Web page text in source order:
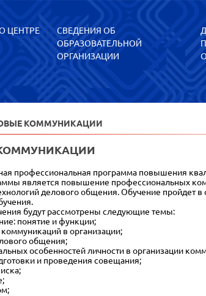
ЦЕНТРЕ
СВЕДЕНИЯ ОБ
ОБРАЗОВАТЕЛЬНОЙ
ОРГАНИЗАЦИИ
КОММУНИКАЦИИ
профессиональная программа повышения
является повышение профессиональных
делового общения. Обучение пройдет
будут рассмотрены следующие темы:
понятие и функции;
в организации;
общения;
особенностей личности в организации
и проведения совещания;